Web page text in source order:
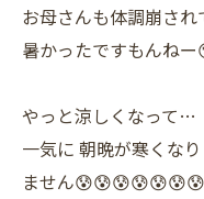
お母さんも体調崩さ
暑かったですもんね
やっと涼しくなって…
一気に 朝晩が寒くな
ません